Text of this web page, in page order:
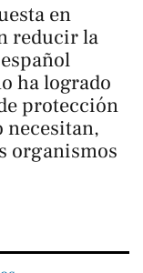
en
reducir la
ha logrado
protección
necesitan,
organismos